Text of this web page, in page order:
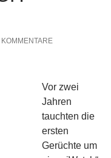
Vor zwei
Jahren
tauchten die
ersten
Gerüchte um